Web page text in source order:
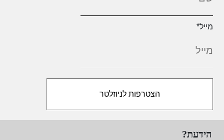
רביעי 12
שישי 14
מייל*
הידעת?